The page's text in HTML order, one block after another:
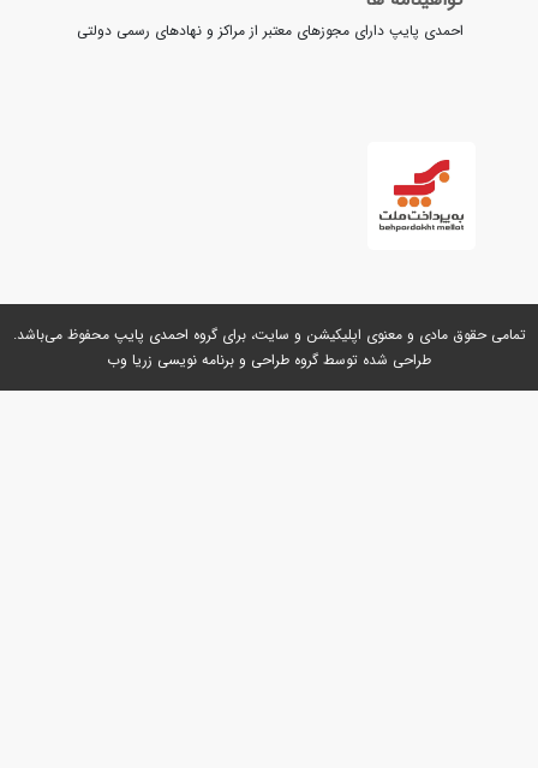
احمدی پایپ دارای مجوزهای معتبر از مراکز و نهادهای رسمی دولتی
حقوق مادی و معنوی اپلیکیشن و سایت، برای گروهاحمدی پایپمحفوظ می‌باشد.
طراحی شده توسط گروه طراحی و برنامه نویسی زریا وب